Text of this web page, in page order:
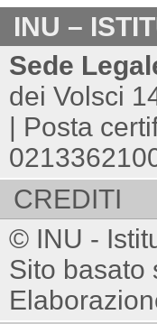
INU –
Sede
dei Volsci
| Posta
CREDITI
© INU -
Sito basato